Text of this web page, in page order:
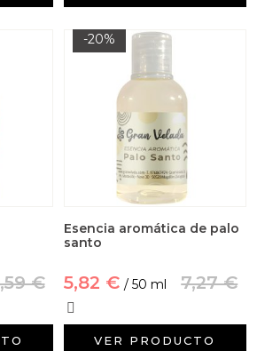
€
-20%
Esencia aromática de palo
santo
5,82 € / 50 ml 7,27 €
VER PRODUCTO